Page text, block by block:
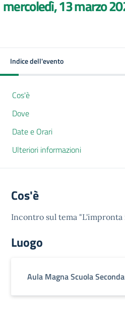
mercoledì, 13 marzo
Indice dell'evento
Cos'è
Dove
Date e Orari
Ulteriori informazioni
Cos'è
Incontro sul tema "L'impronta
Luogo
Aula Magna Scuola